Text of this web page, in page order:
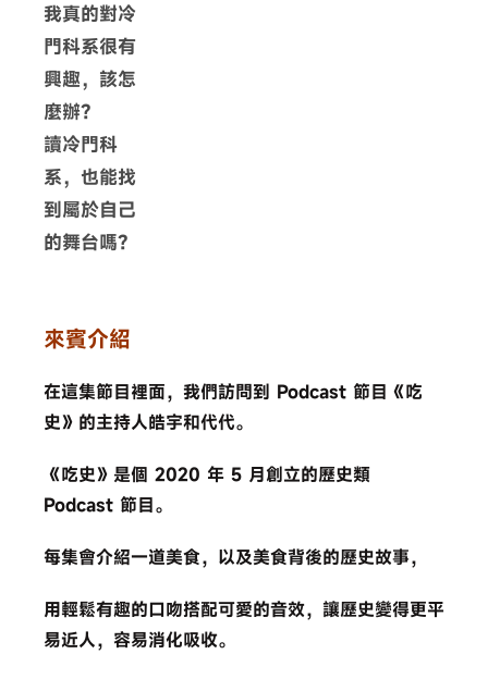
我真的對冷
門科系很有
興趣，該怎
麼辦？
讀冷門科
系，也能找
到屬於自己
的舞台嗎？
來賓介紹
在這集節目裡面，我們訪問到 Podcast 節目《吃
史》的主持人皓宇和代代。
《吃史》是個 2020 年 5 月創立的歷史類
Podcast 節目。
每集會介紹一道美食，以及美食背後的歷史故事，
用輕鬆有趣的口吻搭配可愛的音效，讓歷史變得更平
易近人，容易消化吸收。